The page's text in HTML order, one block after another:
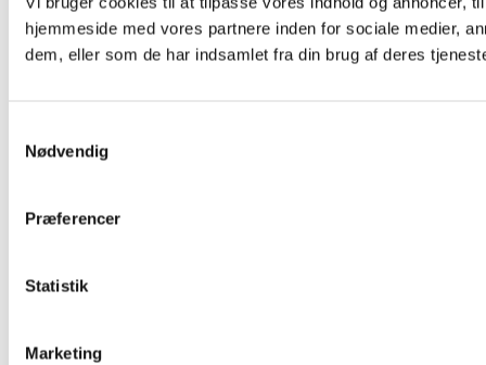
hjemmeside med vores partnere inden for sociale medier,
dem, eller som de har indsamlet fra din brug af deres
Nødvendig
Præferencer
Statistik
Marketing